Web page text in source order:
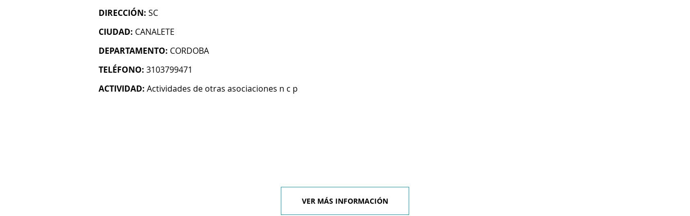
DIRECCIÓN: SC
CIUDAD: CANALETE
DEPARTAMENTO: CORDOBA
TELÉFONO: 3103799471
ACTIVIDAD: Actividades de otras asociaciones n c p
VER MÁS INFORMACIÓN